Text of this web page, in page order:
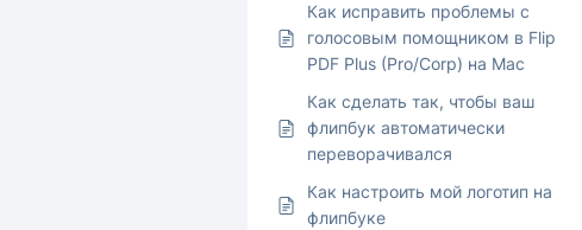
Как исправить проблемы с
голосовым помощником в Flip
PDF Plus (Pro/Corp) на Mac
Как сделать так, чтобы ваш
флипбук автоматически
переворачивался
Как настроить мой логотип на
флипбуке